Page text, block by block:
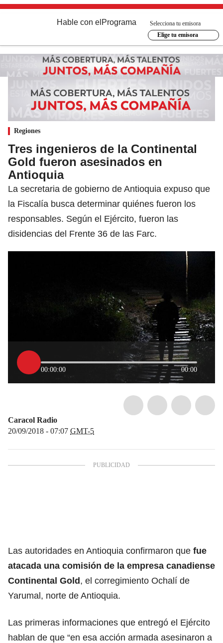
Hable con el Programa
Selecciona tu emisora
Elige tu emisora
Regiones
Tres ingenieros de la Continental
Gold fueron asesinados en
Antioquia
La secretaria de gobierno de Antioquia expuso que
la Fiscalía busca determinar quiénes fueron los
responsables. Según el Ejército, fueron las
disidencias del Frente 36 de las Farc.
00:00:00 00:00
Caracol Radio
20/09/2018 - 07:07 GMT-5
Las autoridades en Antioquia confirmaron que fue
atacada una comisión de la empresa canadiense
Continental Gold, el corregimiento Ochalí de
Yarumal, norte de Antioquia.
Las primeras informaciones que entregó el Ejército
hablan de que “en esa acción armada asesinaron a